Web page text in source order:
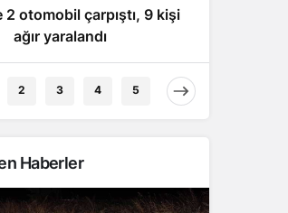
Modu
modunu seçin.
2 otomobil çarpıştı, 9 kişi
ağır yaralandı
2 3 4 5
Haberler